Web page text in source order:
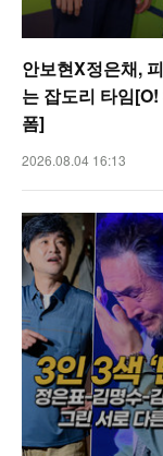
안보현X정은채,
는 잡도리 타임
폼]
2026.08.04 16:13